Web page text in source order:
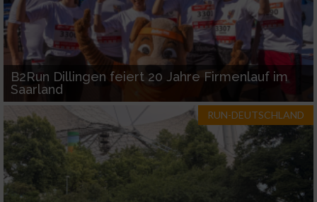
B2Run Dillingen feiert 20 Jahre Firmenlauf im
Saarland
RUN-DEUTSCHLAND